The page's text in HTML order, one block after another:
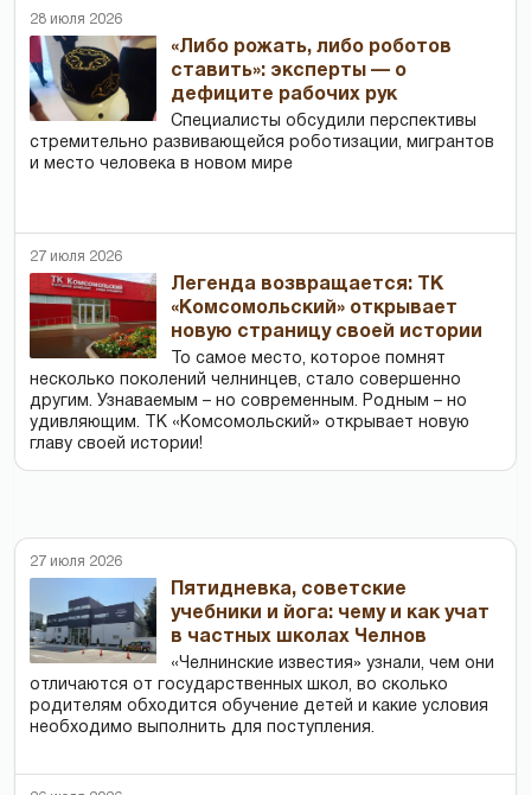
28 июля 2026
«Либо рожать, либо роботов
ставить»: эксперты — о
дефиците рабочих рук
Специалисты обсудили перспективы
стремительно развивающейся роботизации, мигрантов
и место человека в новом мире
27 июля 2026
Легенда возвращается: ТК
«Комсомольский» открывает
новую страницу своей истории
То самое место, которое помнят
несколько поколений челнинцев, стало совершенно
другим. Узнаваемым – но современным. Родным – но
удивляющим. ТК «Комсомольский» открывает новую
главу своей истории!
27 июля 2026
Пятидневка, советские
учебники и йога: чему и как учат
в частных школах Челнов
«Челнинские известия» узнали, чем они
отличаются от государственных школ, во сколько
родителям обходится обучение детей и какие условия
необходимо выполнить для поступления.